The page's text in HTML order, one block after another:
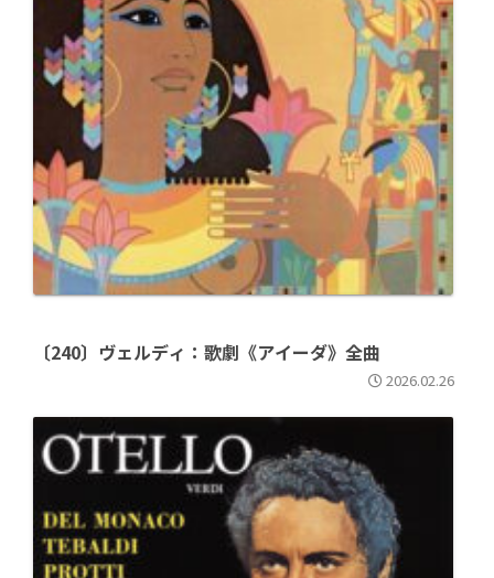
〔240〕ヴェルディ：歌劇《アイーダ》全曲
2026.02.26